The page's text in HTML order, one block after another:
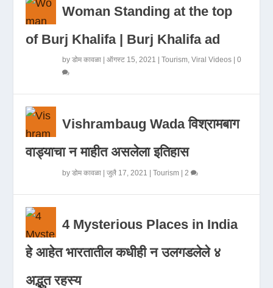
Woman Standing at the top
of Burj Khalifa | Burj Khalifa ad
byडोम कावळा |ऑगस्ट 15, 2021 |Tourism ,Viral Videos |0
Vishrambaug Wada विश्रामबाग
वाड्याचा न माहीत असलेला इतिहास
byडोम कावळा |जुलै 17, 2021 |Tourism | 2
4 Mysterious Places in India
हे आहेत भारतातील कधीही न उलगडलेले ४
अद्भुत रहस्य